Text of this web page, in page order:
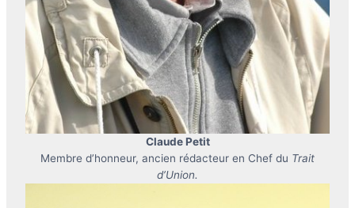
Claude Petit
Membre d’honneur, ancien rédacteur en Chef du Trait
d’Union.